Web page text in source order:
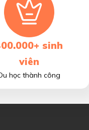
sinh
viên
học thành công